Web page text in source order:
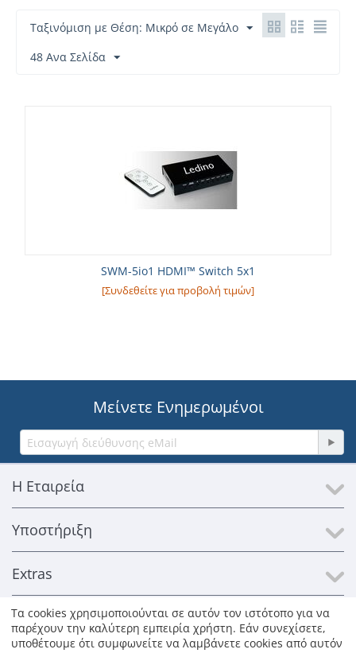
Ταξινόμιση με Θέση: Μικρό σε Μεγάλο
48 Ανα Σελίδα
SWM-5io1 HDMI™ Switch 5x1
[Συνδεθείτε για προβολή τιμών]
Μείνετε Ενημερωμένοι
Η Εταιρεία
Υποστήριξη
Extras
Επικοινωνία
Τα cookies χρησιμοποιούνται σε αυτόν τον ιστότοπο για να
παρέχουν την καλύτερη εμπειρία χρήστη. Εάν συνεχίσετε,
υποθέτουμε ότι συμφωνείτε να λαμβάνετε cookies από αυτόν